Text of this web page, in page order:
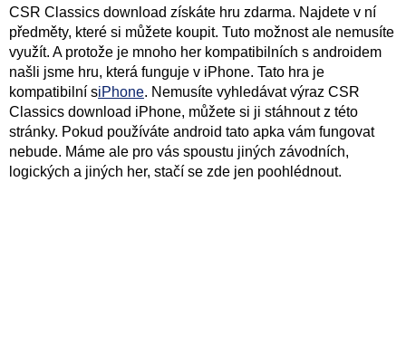
CSR Classics download získáte hru zdarma. Najdete v ní
předměty, které si můžete koupit. Tuto možnost ale nemusíte
využít. A protože je mnoho her kompatibilních s androidem
našli jsme hru, která funguje v iPhone. Tato hra je
kompatibilní siPhone. Nemusíte vyhledávat výraz CSR
Classics download iPhone, můžete si ji stáhnout z této
stránky. Pokud používáte android tato apka vám fungovat
nebude. Máme ale pro vás spoustu jiných závodních,
logických a jiných her, stačí se zde jen poohlédnout.